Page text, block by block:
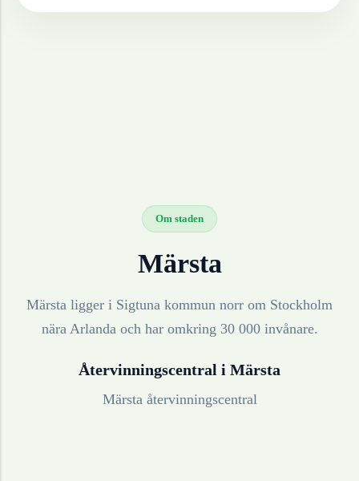
Om staden
Märsta
Märsta ligger i Sigtuna kommun norr om Stockholm
nära Arlanda och har omkring 30 000 invånare.
Återvinningscentral i Märsta
Märsta återvinningscentral